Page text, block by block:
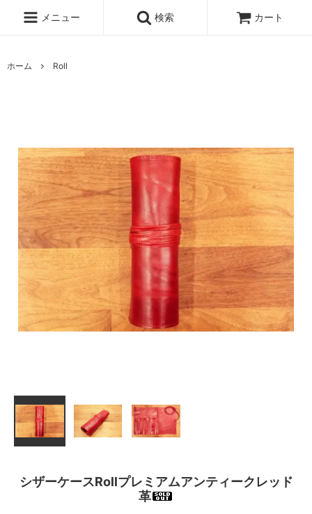
メニュー 検索 カート
ホーム Roll
シザーケースRollプレミアムアンティークレッド
革